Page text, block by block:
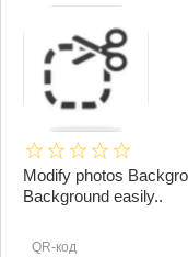
Modify photos
Background easily..
QR-код